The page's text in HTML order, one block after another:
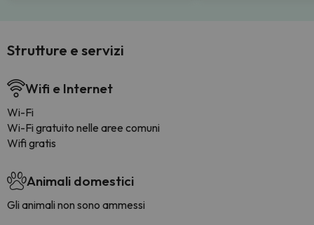
Strutture e servizi
Wifi e Internet
Wi-Fi
Wi-Fi gratuito nelle aree comuni
Wifi gratis
Animali domestici
Gli animali non sono ammessi